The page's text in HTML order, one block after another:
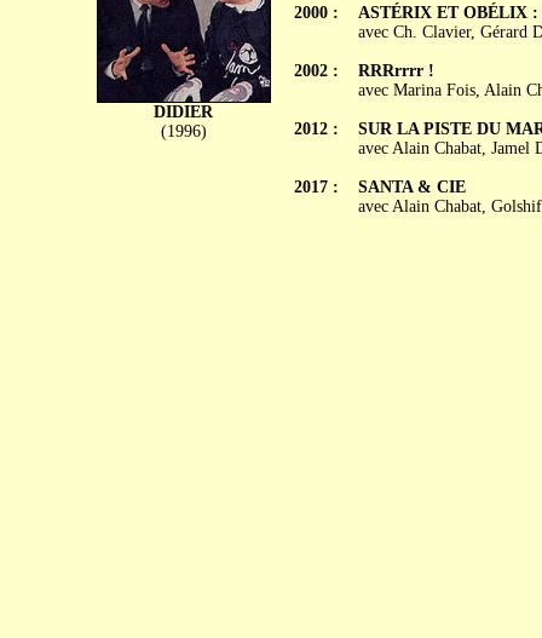
DIDIER
(1996)
2000 :
2002 :
2012 :
2017 :
ASTÉRIX ET OBÉLIX
avec Ch. Clavier, Gérard
RRRrrrr !
avec Marina Fois, Alain
SUR LA PISTE DU
avec Alain Chabat, Jamel
SANTA & CIE
avec Alain Chabat,